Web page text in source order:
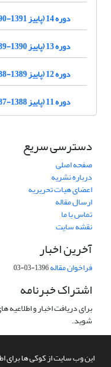
این وب سایت از کوکی ها برای
دوره 14 (پاییز 1391-1390)
دوره 13 (پاییز 1390-1389)
دوره 12 (پاییز 1389-1388)
دوره 11 (پاییز 1388-1387)
دسترسی سریع
صفحه اصلی
درباره نشریه
اعضای هیات تحریریه
ارسال مقاله
تماس با ما
نقشه سایت
آخرین اخبار
فراخوان مقاله1396-03-03
اشتراک خبرنامه
برای دریافت اخبار و
شوید.